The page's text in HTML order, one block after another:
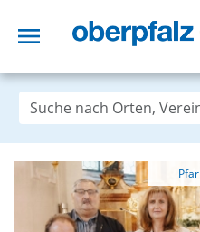
menu